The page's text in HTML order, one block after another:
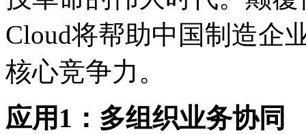
Cloud将帮助中国制造企
核心竞争力。
应用1：多组织业务协同